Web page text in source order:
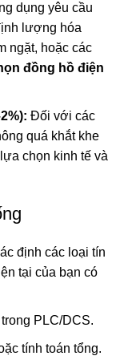
dụng yêu cầu
lượng hóa
ngặt, hoặc các
đồng hồ điện
Đối với các
quá khắt khe
chọn kinh tế và
định các loại tín
tại của bạn có
PLC/DCS.
tính toán tổng.